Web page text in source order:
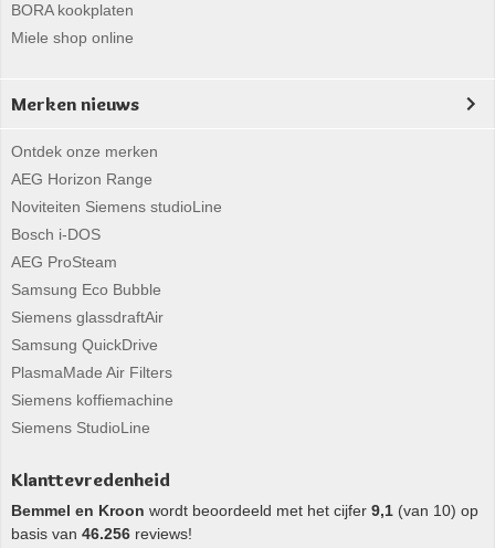
BORA kookplaten
Miele shop online
Merken nieuws
Ontdek onze merken
AEG Horizon Range
Noviteiten Siemens studioLine
Bosch i-DOS
AEG ProSteam
Samsung Eco Bubble
Siemens glassdraftAir
Samsung QuickDrive
PlasmaMade Air Filters
Siemens koffiemachine
Siemens StudioLine
Klanttevredenheid
Bemmel en Kroon wordt beoordeeld met het cijfer 9,1 (van 10) op
basis van 46.256 reviews!